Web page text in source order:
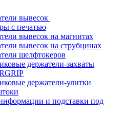
вывесок
с печатью
вывесок на магнитах
вывесок на струбцинах
шелфтокеров
держатели-захваты
держатели-улитки
и подставки под